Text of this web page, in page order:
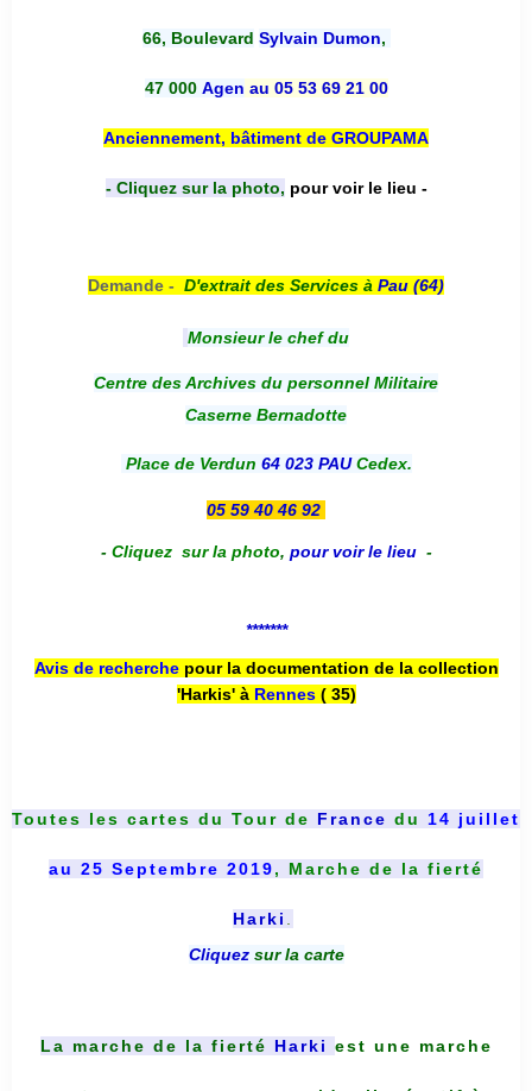
66, Boulevard Sylvain Dumon,
47 000 Agen au 05 53 69 21 00
Anciennement, bâtiment de GROUPAMA
- Cliquez sur la photo, pour voir le lieu -
Demande - D'extrait des Services à Pau (64)
Monsieur le chef du
Centre des Archives du personnel Militaire
Caserne Bernadotte
Place de Verdun 64 023 PAUCedex.
05 59 40 46 92
- Cliquez sur la photo, pour voir le lieu -
*******
Avis de recherche pour la documentation de la collection
'Harkis' à Rennes( 35)
Toutes les cartes du Tour de France du 14 juillet
au 25 Septembre 2019, Marche de la fierté
Harki
Cliquez sur la carte
La marche de la fierté Harki est une marche